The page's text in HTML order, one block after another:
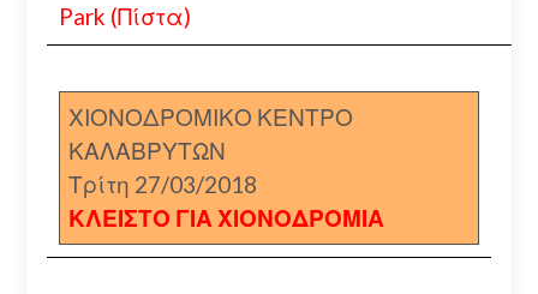
Park (Πίστα)
ΧΙΟΝΟΔΡΟΜΙΚΟ ΚΕΝΤΡΟ
ΚΑΛΑΒΡΥΤΩΝ
Τρίτη 27/03/2018
ΚΛΕΙΣΤΟ ΓΙΑ ΧΙΟΝΟΔΡΟΜΙΑ